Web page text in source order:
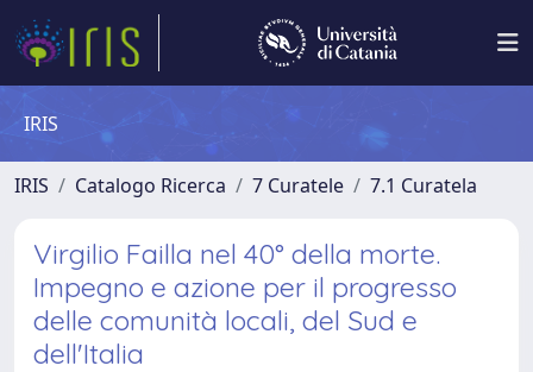
IRIS
IRIS Catalogo Ricerca 7 Curatele 7.1 Curatela
Virgilio Failla nel 40° della morte.
Impegno e azione per il progresso
delle comunità locali, del Sud e
dell'Italia